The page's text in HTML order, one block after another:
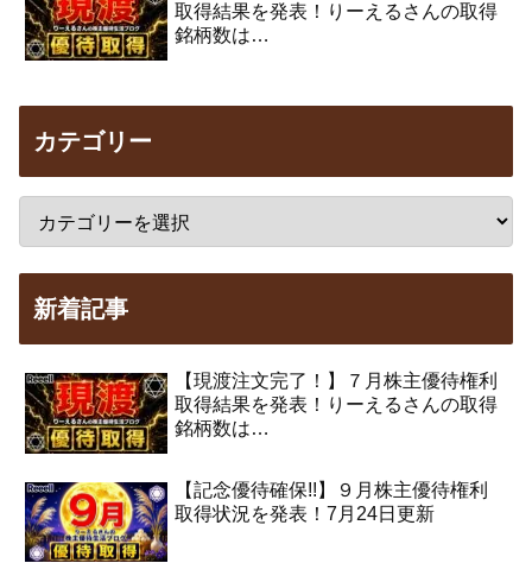
取得結果を発表！りーえるさんの取得
銘柄数は…
カテゴリー
新着記事
【現渡注文完了！】７月株主優待権利
取得結果を発表！りーえるさんの取得
銘柄数は…
【記念優待確保!!】９月株主優待権利
取得状況を発表！7月24日更新